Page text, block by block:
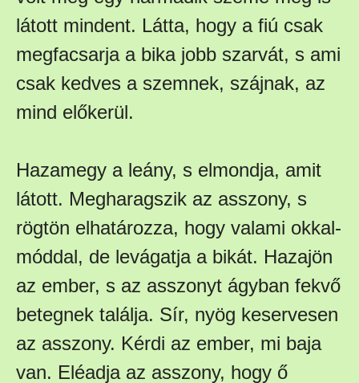
látott mindent. Látta, hogy a fiú csak
megfacsarja a bika jobb szarvát, s ami
csak kedves a szemnek, szájnak, az
mind előkerül.
Hazamegy a leány, s elmondja, amit
látott. Megharagszik az asszony, s
rögtön elhatározza, hogy valami okkal-
móddal, de levágatja a bikát. Hazajön
az ember, s az asszonyt ágyban fekvő
betegnek találja. Sír, nyög keservesen
az asszony. Kérdi az ember, mi baja
van. Eléadja az asszony, hogy ő